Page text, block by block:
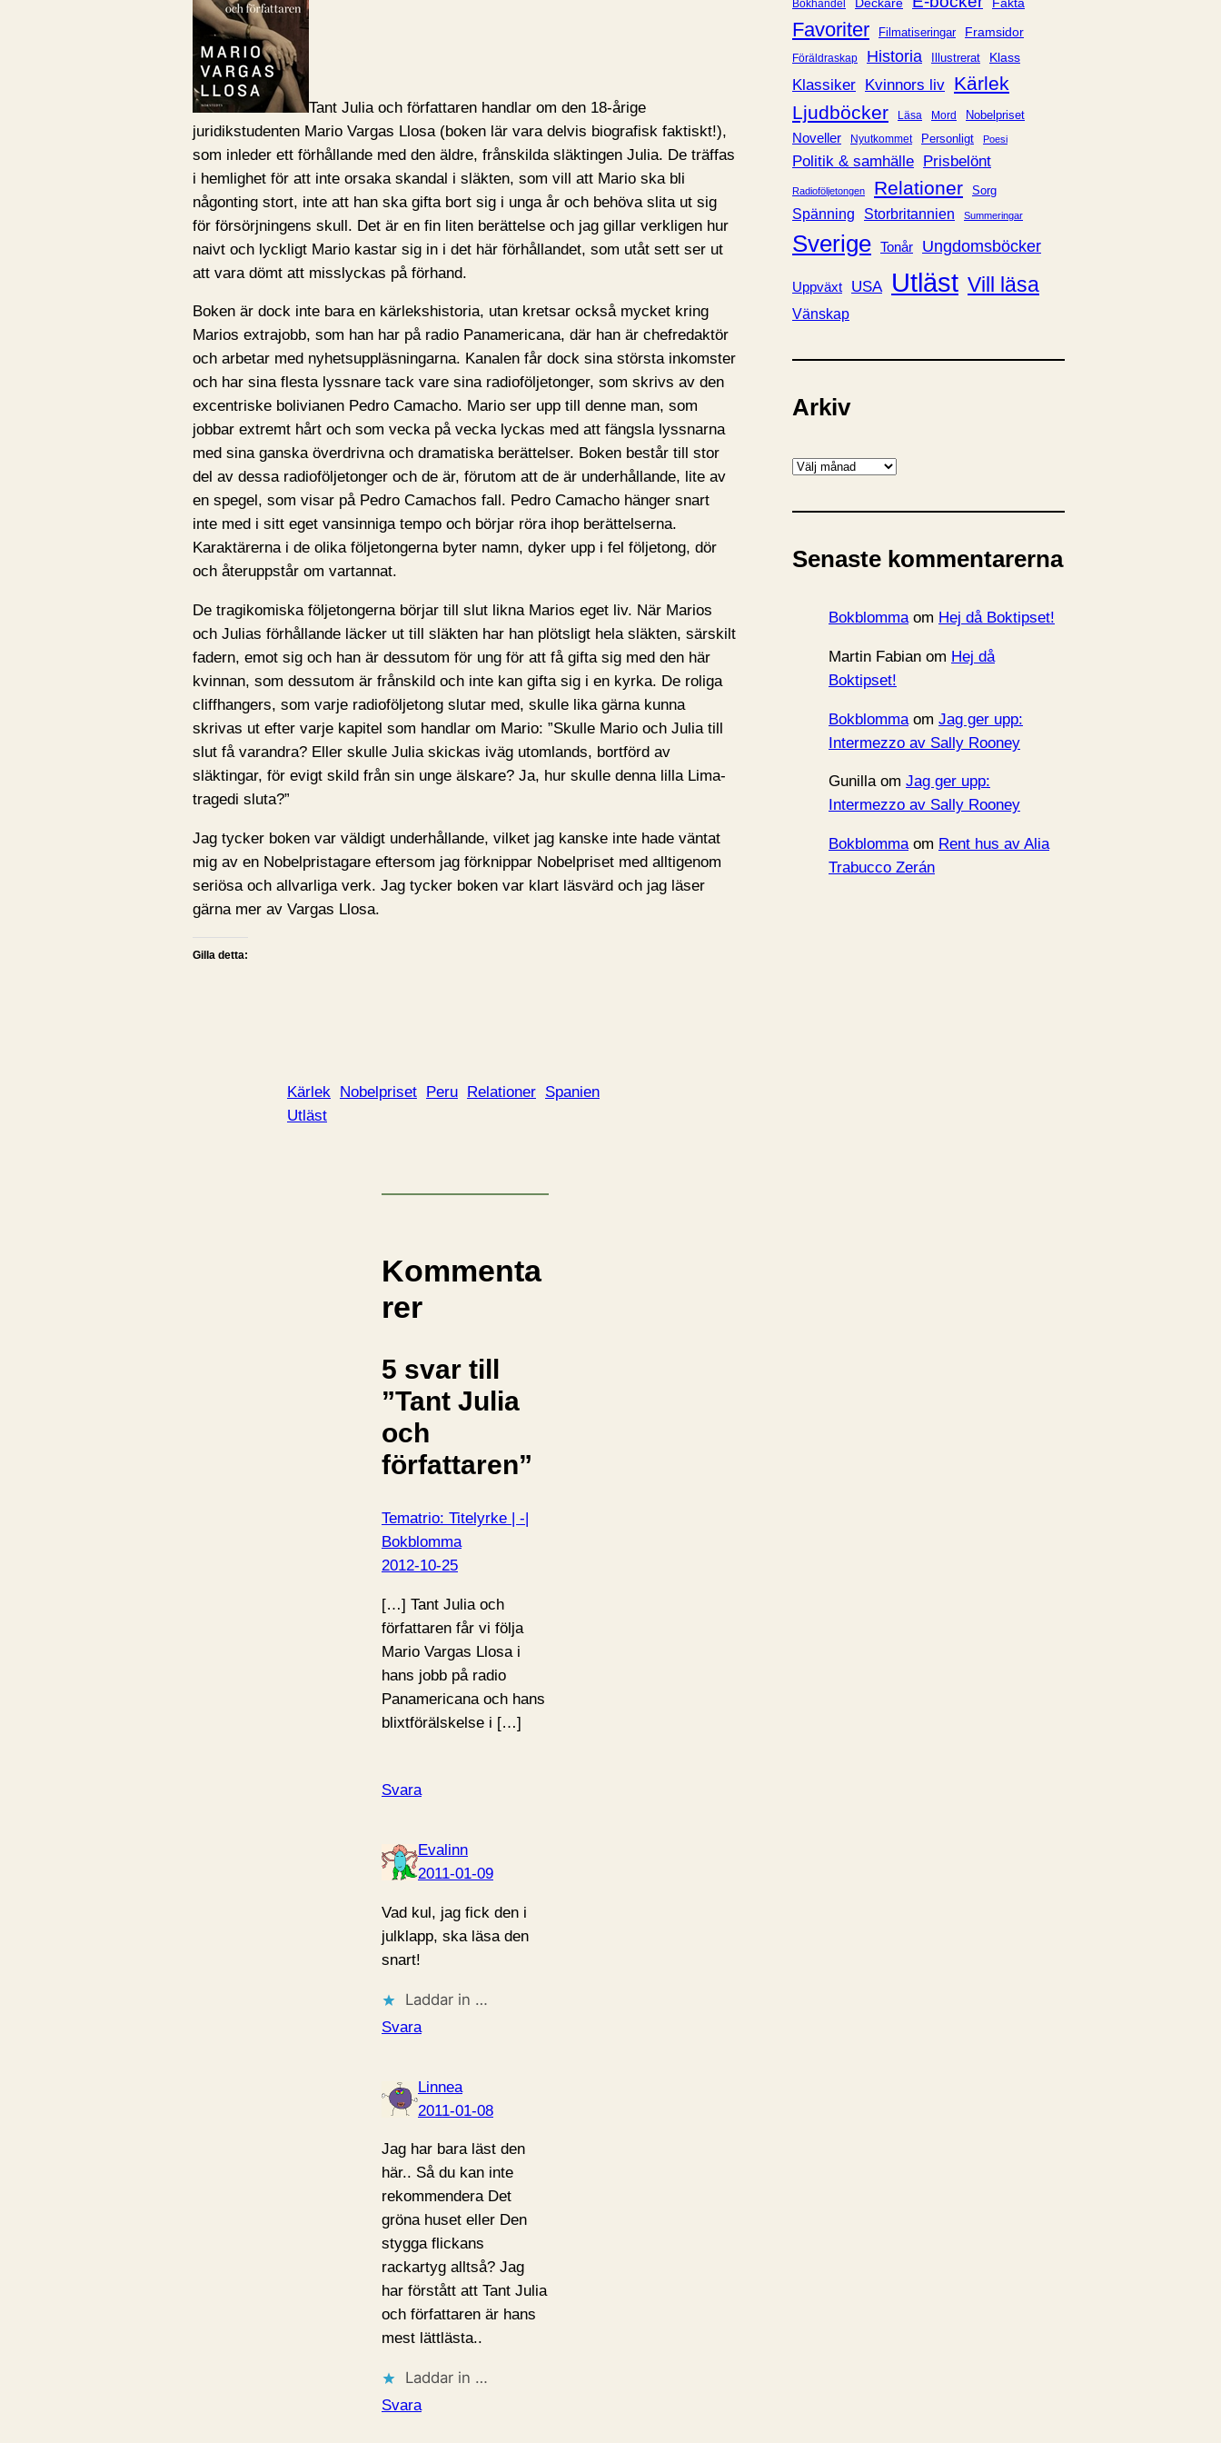
Tant Julia och författaren handlar om den 18-årige
juridikstudenten Mario Vargas Llosa (boken lär vara delvis biografisk faktiskt!),
som inleder ett förhållande med den äldre, frånskilda släktingen Julia. De träffas
i hemlighet för att inte orsaka skandal i släkten, som vill att Mario ska bli
någonting stort, inte att han ska gifta bort sig i unga år och behöva slita ut sig
för försörjningens skull. Det är en fin liten berättelse och jag gillar verkligen hur
naivt och lyckligt Mario kastar sig in i det här förhållandet, som utåt sett ser ut
att vara dömt att misslyckas på förhand.
Boken är dock inte bara en kärlekshistoria, utan kretsar också mycket kring
Marios extrajobb, som han har på radio Panamericana, där han är chefredaktör
och arbetar med nyhetsuppläsningarna. Kanalen får dock sina största inkomster
och har sina flesta lyssnare tack vare sina radioföljetonger, som skrivs av den
excentriske bolivianen Pedro Camacho. Mario ser upp till denne man, som
jobbar extremt hårt och som vecka på vecka lyckas med att fängsla lyssnarna
med sina ganska överdrivna och dramatiska berättelser. Boken består till stor
del av dessa radioföljetonger och de är, förutom att de är underhållande, lite av
en spegel, som visar på Pedro Camachos fall. Pedro Camacho hänger snart
inte med i sitt eget vansinniga tempo och börjar röra ihop berättelserna.
Karaktärerna i de olika följetongerna byter namn, dyker upp i fel följetong, dör
och återuppstår om vartannat.
De tragikomiska följetongerna börjar till slut likna Marios eget liv. När Marios
och Julias förhållande läcker ut till släkten har han plötsligt hela släkten, särskilt
fadern, emot sig och han är dessutom för ung för att få gifta sig med den här
kvinnan, som dessutom är frånskild och inte kan gifta sig i en kyrka. De roliga
cliffhangers, som varje radioföljetong slutar med, skulle lika gärna kunna
skrivas ut efter varje kapitel som handlar om Mario: ”Skulle Mario och Julia till
slut få varandra? Eller skulle Julia skickas iväg utomlands, bortförd av
släktingar, för evigt skild från sin unge älskare? Ja, hur skulle denna lilla Lima-
tragedi sluta?”
Jag tycker boken var väldigt underhållande, vilket jag kanske inte hade väntat
mig av en Nobelpristagare eftersom jag förknippar Nobelpriset med alltigenom
seriösa och allvarliga verk. Jag tycker boken var klart läsvärd och jag läser
gärna mer av Vargas Llosa.
Gilla detta:
Kärlek Nobelpriset Peru Relationer Spanien
Utläst
Kommenta
rer
5 svar till
”Tant Julia
och
författaren”
Tematrio: Titelyrke | -|
Bokblomma
2012-10-25
[…] Tant Julia och
författaren får vi följa
Mario Vargas Llosa i
hans jobb på radio
Panamericana och hans
blixtförälskelse i […]
Svara
Evalinn
2011-01-09
Vad kul, jag fick den i
julklapp, ska läsa den
snart!
Laddar in …
Svara
Linnea
2011-01-08
Jag har bara läst den
här.. Så du kan inte
rekommendera Det
gröna huset eller Den
stygga flickans
rackartyg alltså? Jag
har förstått att Tant Julia
och författaren är hans
mest lättlästa..
Laddar in …
Svara
e
r
Bokhandel
Favoriter Filmatiseringar Framsidor
Föräldraskap Historia Illustrerat Klass
Klassiker Kvinnors liv Kärlek
Ljudböcker
Läsa Mord Nobelpriset
Noveller Nyutkommet Personligt Poesi
Politik & samhälle Prisbelönt
Radioföljetongen Relationer Sorg
Spänning Storbritannien Summeringar
Sverige Tonår Ungdomsböcker
Uppväxt USA Utläst Vill läsa
Vänskap
Arkiv
A
k
v
Senaste kommentarerna
Bokblommaom Hej då Boktipset!
Martin Fabian om Hej då
Boktipset!
Bokblomma om Jag ger upp:
Intermezzo av Sally Rooney
Gunillaom Jag ger upp:
Intermezzo av Sally Rooney
Bokblommaom Rent hus av Alia
Trabucco Zerán